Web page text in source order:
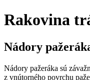
Rakovina
Nádory
Nádory pažeráka sú
z vnútorného povrchu